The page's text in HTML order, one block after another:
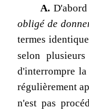
A.D'abord
obligé de
termes
selon
d'interrompre
régulièrement
n'est pas